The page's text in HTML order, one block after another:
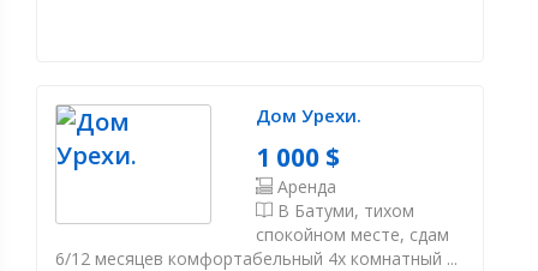
Дом Урехи.
1 000 $
Аренда
В Батуми, тихом
спокойном месте, сдам
6/12 месяцев комфортабельный 4х комнатный ...